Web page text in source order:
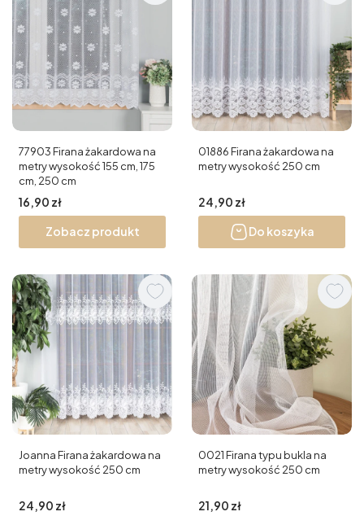
77903 Firana żakardowa na
metry wysokość 155 cm, 175
cm, 250 cm
Cena
16,90 zł
Zobacz produkt
01886 Firana żakardowa na
metry wysokość 250 cm
Cena
24,90 zł
Do koszyka
Joanna Firana żakardowa na
metry wysokość 250 cm
Cena
24,90 zł
0021 Firana typu bukla na
metry wysokość 250 cm
Cena
21,90 zł